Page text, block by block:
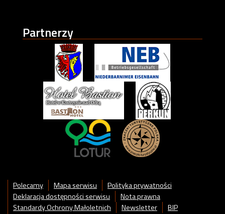
Partnerzy
Polecamy Mapa serwisu
Polityka prywatności
Deklaracja dostępności serwisu
Nota prawna
Standardy Ochrony Małoletnich
Newsletter
BIP